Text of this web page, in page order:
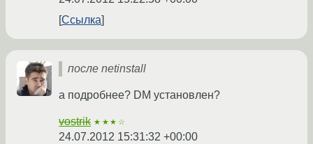
Ссылка
после netinstall
а подробнее? DM установлен?
vostrik ★★★☆
24.07.2012 15:31:32 +00:00